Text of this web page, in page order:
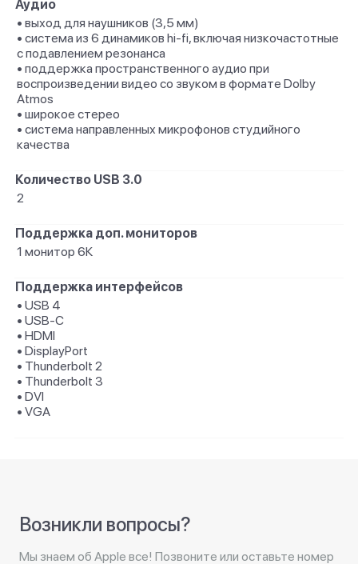
Аудио
• выход для наушников (3,5 мм)
• система из 6 динамиков hi-fi, включая низкочастотные
с подавлением резонанса
• поддержка пространственного аудио при
воспроизведении видео со звуком в формате Dolby
Atmos
• широкое стерео
• система направленных микрофонов студийного
качества
Количество USB 3.0
2
Поддержка доп. мониторов
1 монитор 6К
Поддержка интерфейсов
• USB 4
• USB-C
• HDMI
• DisplayPort
• Thunderbolt 2
• Thunderbolt 3
• DVI
• VGA
Возникли вопросы?
Мы знаем об Apple все! Позвоните или оставьте номер